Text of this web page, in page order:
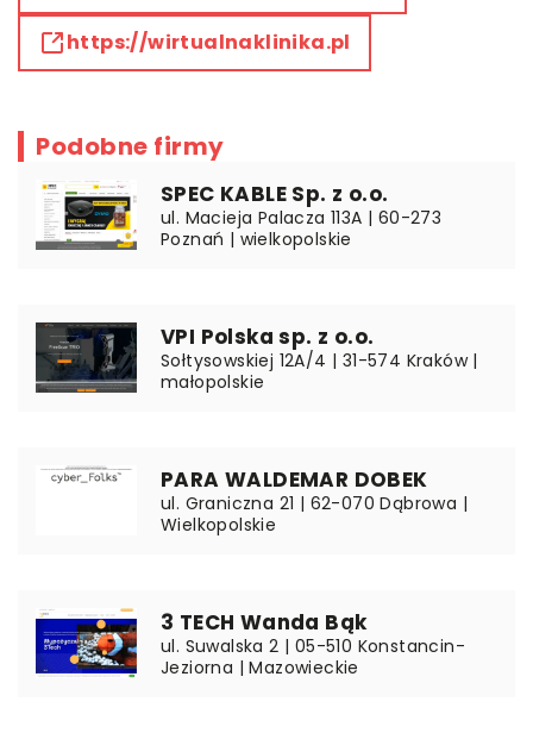
https://wirtualnaklinika.pl
Podobne firmy
SPEC KABLE Sp. z o.o.
ul. Macieja Palacza 113A | 60-273
Poznań | wielkopolskie
VPI Polska sp. z o.o.
Sołtysowskiej 12A/4 | 31-574 Kraków |
małopolskie
PARA WALDEMAR DOBEK
ul. Graniczna 21 | 62-070 Dąbrowa |
Wielkopolskie
3 TECH Wanda Bąk
ul. Suwalska 2 | 05-510 Konstancin-
Jeziorna | Mazowieckie